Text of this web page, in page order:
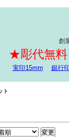
創
★彫代無
実印15mm 銀行
ト